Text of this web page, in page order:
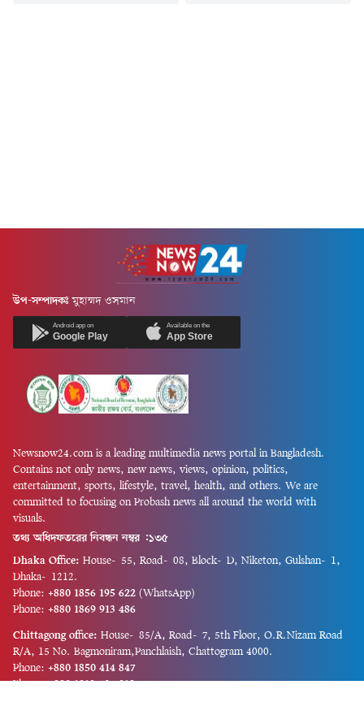
উপ-সম্পাদকঃ মুহাম্মদ ওসমান
Android app on
Google Play
Available on the
App Store
Newsnow24.com is a leading multimedia news portal in Bangladesh.
Contains not only news, new news, views, opinion, politics,
entertainment, sports, lifestyle, travel, health, and others. We are
committed to focusing on Probash news all around the world with
visuals.
তথ্য অধিদফতরের নিবন্ধন নম্বর :১৩৫
Dhaka Office: House-55, Road-08, Block-D, Niketon, Gulshan-1,
Dhaka-1212.
Phone: +880 1856 195 622 (WhatsApp)
Phone: +880 1869 913 486
Chittagong office: House-85/A, Road-7, 5th Floor, O.R.Nizam Road
R/A, 15 No. Bagmoniram,Panchlaish, Chattogram 4000.
Phone: +880 1850 414 847
Phone: +880 1313 427 319